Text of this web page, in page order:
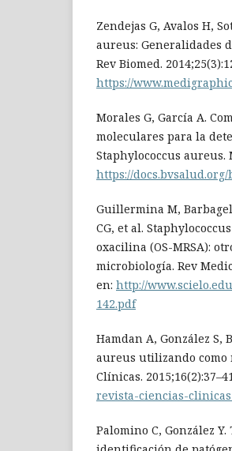
Zendejas G, Avalos H,
aureus: Generalidades
Rev Biomed.
https://
Morales G, García A.
moleculares para la
Staphylococcus aureus.
https://
Guillermina M,
CG, et al.
oxacilina (OS-MRSA):
microbiología. Rev
en: http://
142.pdf
Hamdan A, González S,
aureus utilizando como
Clínicas.
revista-ciencias-
Palomino C, González